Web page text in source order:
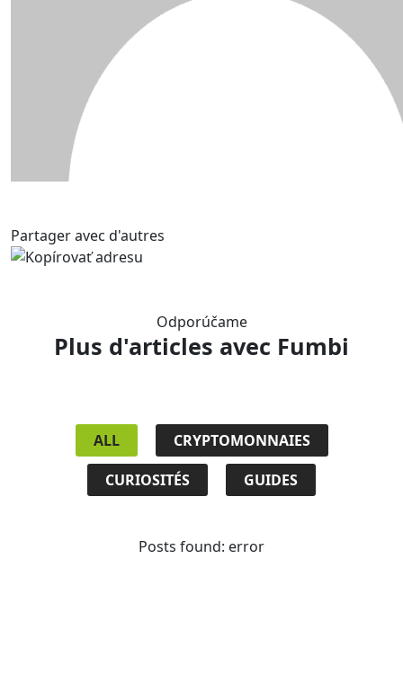
Partager avec d'autres
Odporúčame
Plus d'articles avec Fumbi
ALL
CRYPTOMONNAIES
CURIOSITÉS
GUIDES
Posts found: error